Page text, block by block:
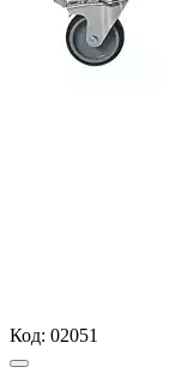
Код: 02051